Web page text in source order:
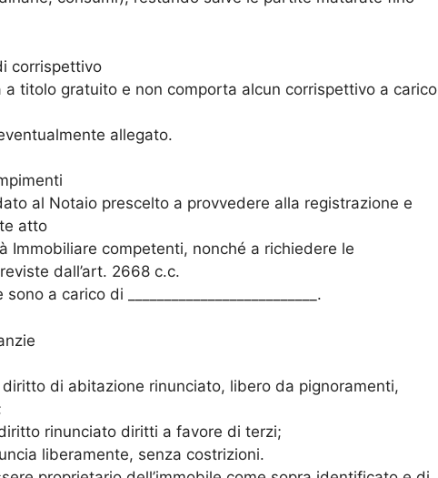
corrispettivo
a titolo gratuito e non comporta alcun corrispettivo a carico
allegato.
al Notaio prescelto a provvedere alla registrazione e
atto
Immobiliare competenti, nonché a richiedere le
dall’art. 2668 c.c.
a carico di __________________________.
di abitazione rinunciato, libero da pignoramenti,
rinunciato diritti a favore di terzi;
liberamente, senza costrizioni.